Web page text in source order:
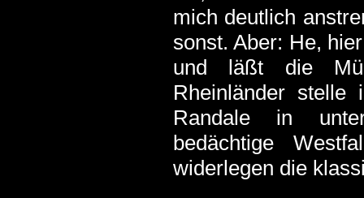
mich deutlich
sonst. Aber: He,
und läßt die
Rheinländer stelle
Randale in
bedächtige
widerlegen die